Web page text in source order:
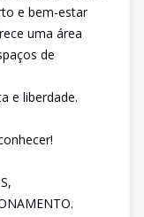
e bem-estar
uma área
de
e liberdade.